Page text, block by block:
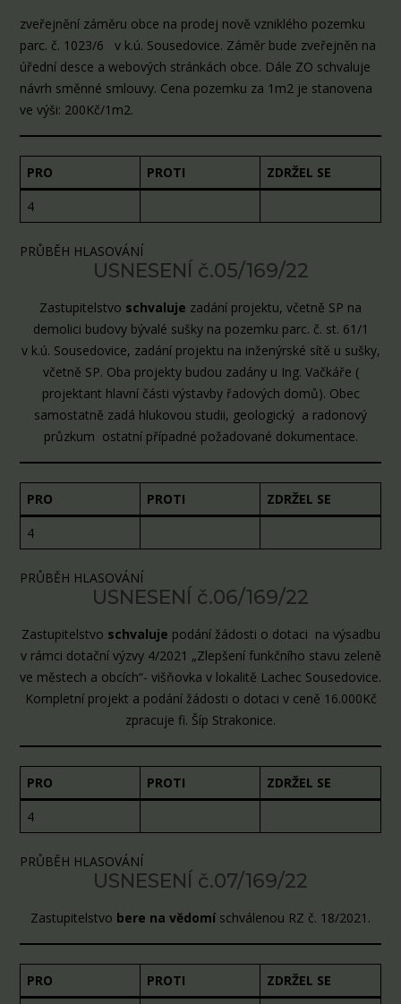
zveřejnění záměru obce na prodej nově vzniklého pozemku
parc. č. 1023/6 v k.ú. Sousedovice. Záměr bude zveřejněn na
úřední desce a webových stránkách obce. Dále ZO schvaluje
návrh směnné smlouvy. Cena pozemku za 1m2 je stanovena
ve výši: 200Kč/1m2.
PRO PROTI
ZDRŽEL SE
4
PRŮBĚH HLASOVÁNÍ
USNESENÍ č.05/169/22
Zastupitelstvo schvaluje zadání projektu, včetně SP na
demolici budovy bývalé sušky na pozemku parc. č. st. 61/1
v k.ú. Sousedovice, zadání projektu na inženýrské sítě u sušky,
včetně SP. Oba projekty budou zadány u Ing. Vačkáře (
projektant hlavní části výstavby řadových domů). Obec
samostatně zadá hlukovou studii, geologický a radonový
průzkum ostatní případné požadované dokumentace.
PRO PROTI
ZDRŽEL SE
4
PRŮBĚH HLASOVÁNÍ
USNESENÍ č.06/169/22
Zastupitelstvo schvaluje podání žádosti o dotaci na výsadbu
v rámci dotační výzvy 4/2021 „Zlepšení funkčního stavu zeleně
ve městech a obcích“- višňovka v lokalitě Lachec Sousedovice.
Kompletní projekt a podání žádosti o dotaci v ceně 16.000Kč
zpracuje fi. Šíp Strakonice.
PRO PROTI
ZDRŽEL SE
4
PRŮBĚH HLASOVÁNÍ
USNESENÍ č.07/169/22
Zastupitelstvo bere na vědomí schválenou RZ č. 18/2021.
PRO PROTI
ZDRŽEL SE